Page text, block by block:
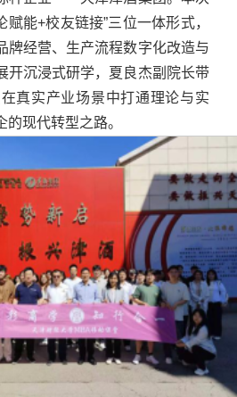
在天财
友与职业发展
交流
赋能+校友链接”三位一体形式，
牌经营、生产流程数字化改造与
开沉浸式研学，夏良杰副院长带
真实产业场景中打通理论与实
现代转型之路。